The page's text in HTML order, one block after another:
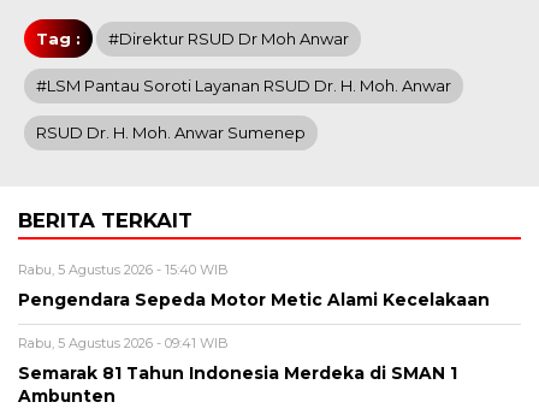
Tag : #Direktur RSUD Dr Moh Anwar
#LSM Pantau Soroti Layanan RSUD Dr. H. Moh. Anwar
RSUD Dr. H. Moh. Anwar Sumenep
BERITA TERKAIT
Rabu, 5 Agustus 2026 - 15:40 WIB
Pengendara Sepeda Motor Metic Alami Kecelakaan
Rabu, 5 Agustus 2026 - 09:41 WIB
Semarak 81 Tahun Indonesia Merdeka di SMAN 1
Ambunten